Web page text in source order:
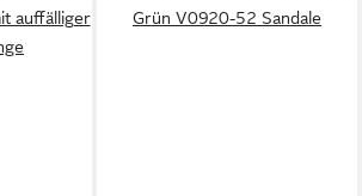
auffälliger
Grün V0920-52 Sandale